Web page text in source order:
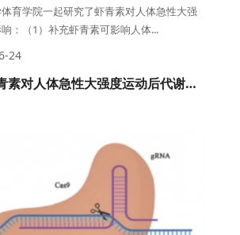
育学院一起研究了虾青素对人体急性大强
：（1）补充虾青素可影响人体...
24
补充虾青素虾青素对人体急性大强度运动后代谢的影响